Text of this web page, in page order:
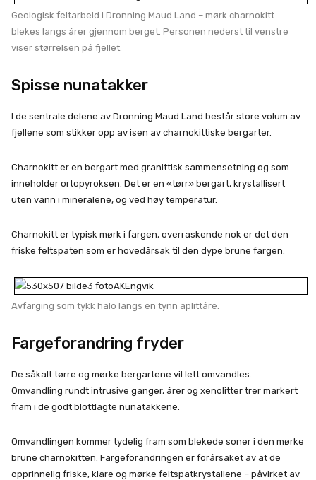
Geologisk feltarbeid i Dronning Maud Land – mørk charnokitt
blekes langs årer gjennom berget. Personen nederst til venstre
viser størrelsen på fjellet.
Spisse nunatakker
I de sentrale delene av Dronning Maud Land består store volum av
fjellene som stikker opp av isen av charnokittiske bergarter.
Charnokitt er en bergart med granittisk sammensetning og som
inneholder ortopyroksen. Det er en «tørr» bergart, krystallisert
uten vann i mineralene, og ved høy temperatur.
Charnokitt er typisk mørk i fargen, overraskende nok er det den
friske feltspaten som er hovedårsak til den dype brune fargen.
Avfarging som tykk halo langs en tynn aplittåre.
Fargeforandring fryder
De såkalt tørre og mørke bergartene vil lett omvandles.
Omvandling rundt intrusive ganger, årer og xenolitter trer markert
fram i de godt blottlagte nunatakkene.
Omvandlingen kommer tydelig fram som blekede soner i den mørke
brune charnokitten. Fargeforandringen er forårsaket av at de
opprinnelig friske, klare og mørke feltspatkrystallene – påvirket av